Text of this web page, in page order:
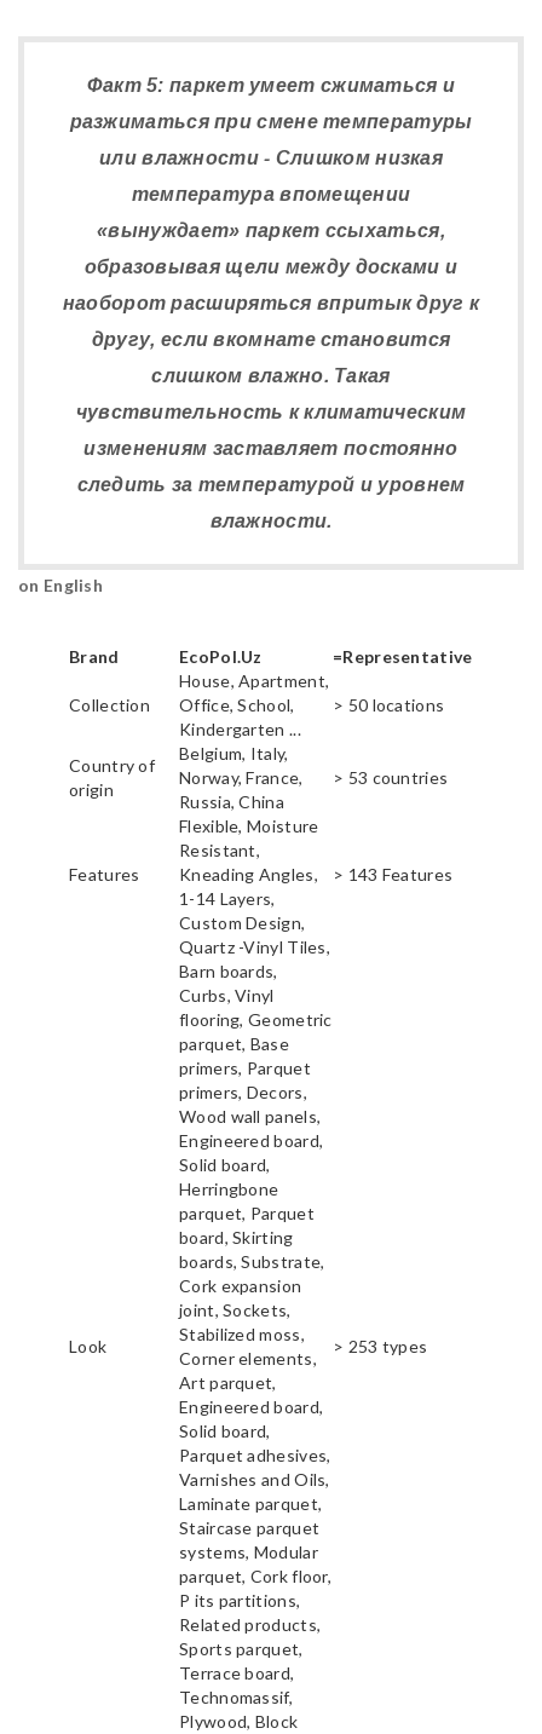
Факт 5: паркет умеет сжиматься и
разжиматься при смене температуры
или влажности - Слишком низкая
температура впомещении
«вынуждает» паркет ссыхаться,
образовывая щели между досками и
наоборот расширяться впритык друг к
другу, если вкомнате становится
слишком влажно. Такая
чувствительность к климатическим
изменениям заставляет постоянно
следить за температурой и уровнем
влажности.
on English
Brand EcoPol.Uz =Representative
Collection
House, Apartment,
Office, School,
Kindergarten ...
> 50 locations
Country of
origin
Belgium, Italy,
Norway, France,
Russia, China
> 53 countries
Features
Flexible, Moisture
Resistant,
Kneading Angles,
1-14 Layers,
Custom Design,
> 143 Features
Look
Quartz -Vinyl Tiles,
Barn boards,
Curbs, Vinyl
flooring, Geometric
parquet, Base
primers, Parquet
primers, Decors,
Wood wall panels,
Engineered board,
Solid board,
Herringbone
parquet, Parquet
board, Skirting
boards, Substrate,
Cork expansion
joint, Sockets,
Stabilized moss,
Corner elements,
Art parquet,
Engineered board,
Solid board,
Parquet adhesives,
Varnishes and Oils,
Laminate parquet,
Staircase parquet
systems, Modular
parquet, Cork floor,
P its partitions,
Related products,
Sports parquet,
Terrace board,
Technomassif,
Plywood, Block
> 253 types